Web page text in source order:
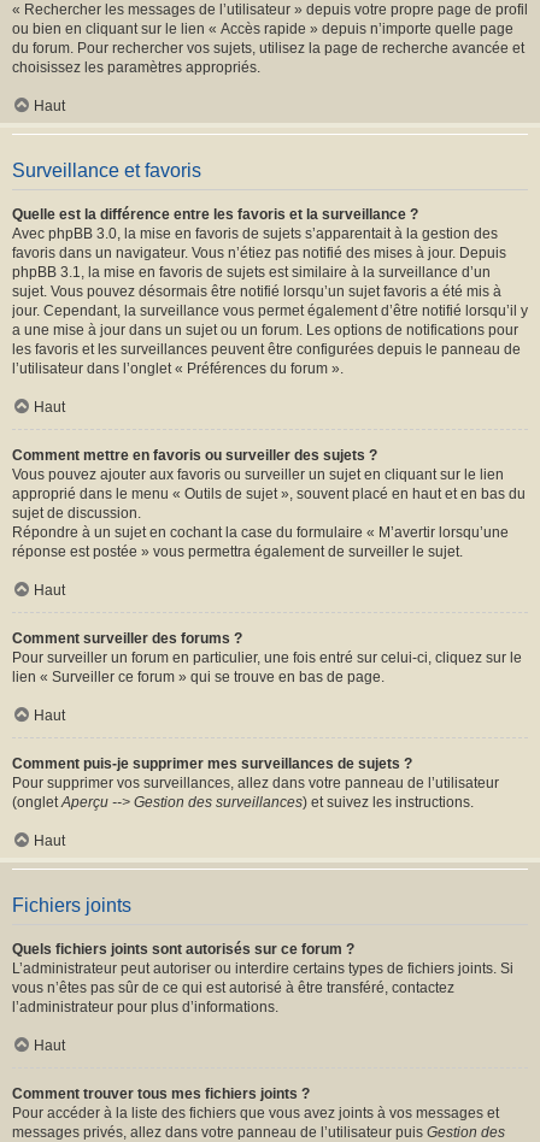
« Rechercher les messages de l’utilisateur » depuis votre propre page de profil
ou bien en cliquant sur le lien « Accès rapide » depuis n’importe quelle page
du forum. Pour rechercher vos sujets, utilisez la page de recherche avancée et
choisissez les paramètres appropriés.
Haut
Surveillance et favoris
Quelle est la différence entre les favoris et la surveillance ?
Avec phpBB 3.0, la mise en favoris de sujets s’apparentait à la gestion des
favoris dans un navigateur. Vous n’étiez pas notifié des mises à jour. Depuis
phpBB 3.1, la mise en favoris de sujets est similaire à la surveillance d’un
sujet. Vous pouvez désormais être notifié lorsqu’un sujet favoris a été mis à
jour. Cependant, la surveillance vous permet également d’être notifié lorsqu’il y
a une mise à jour dans un sujet ou un forum. Les options de notifications pour
les favoris et les surveillances peuvent être configurées depuis le panneau de
l’utilisateur dans l’onglet « Préférences du forum ».
Haut
Comment mettre en favoris ou surveiller des sujets ?
Vous pouvez ajouter aux favoris ou surveiller un sujet en cliquant sur le lien
approprié dans le menu « Outils de sujet », souvent placé en haut et en bas du
sujet de discussion.
Répondre à un sujet en cochant la case du formulaire « M’avertir lorsqu’une
réponse est postée » vous permettra également de surveiller le sujet.
Haut
Comment surveiller des forums ?
Pour surveiller un forum en particulier, une fois entré sur celui-ci, cliquez sur le
lien « Surveiller ce forum » qui se trouve en bas de page.
Haut
Comment puis-je supprimer mes surveillances de sujets ?
Pour supprimer vos surveillances, allez dans votre panneau de l’utilisateur
(ongletAperçu --> Gestion des surveillances) et suivez les instructions.
Haut
Fichiers joints
Quels fichiers joints sont autorisés sur ce forum ?
L’administrateur peut autoriser ou interdire certains types de fichiers joints. Si
vous n’êtes pas sûr de ce qui est autorisé à être transféré, contactez
l’administrateur pour plus d’informations.
Haut
Comment trouver tous mes fichiers joints ?
Pour accéder à la liste des fichiers que vous avez joints à vos messages et
messages privés, allez dans votre panneau de l’utilisateur puis Gestion des